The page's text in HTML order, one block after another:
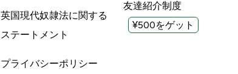
英国現代奴隷法に関する
ステートメント
プライバシーポリシー
友達紹介制度
¥500をゲット